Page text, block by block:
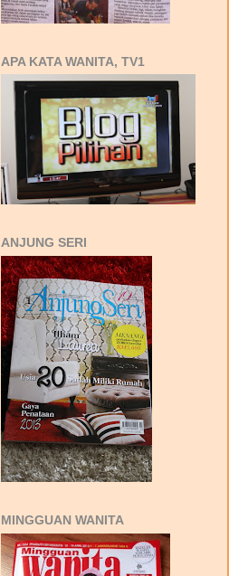
APA KATA WANITA, TV1
ANJUNG SERI
MINGGUAN WANITA